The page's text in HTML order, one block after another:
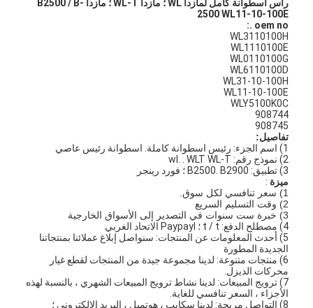
رأس أسطوانة كامل لمازدا WL ؛ مازدا WL-T ؛
مازدا B2500 / B-
2500 WL11-10-100E
oem no .:
WL3110100H
WL1110100E
WL0110100G
WL6110100D
WL31-10-100H
WL11-10-100E
WLY5100K0C
908744
908745
تفاصيل:
1) اسم الجزء: رئيس اسطوانة كاملة. اسطوانة رئيس عاصي
2) نموذج رقم: wl. . WLT WL-T
3) تطبيق: B2500. B2900 ؛ فورد رينجر
ميزة :
1) سعر تنافسي لكل سوق.
2) وقت التسليم السريع
3) خبرة ست سنوات في التصدير إلى الأسواق الخارجية
4) مصطلح الدفع: t / t ؛ Paypayl الاتحاد الغربي
5) أحدث المعلومات عن المنتجات: سنواصل إبلاغ عملائنا بمنتجاتنا
الجديدة المطورة
6) منتجات متنوعة: لدينا مجموعة جيدة من المنتجات لقطع غيار
محركات الديزل.
7) ترويج المبيعات: لدينا نشاط ترويج المبيعات الشهري ، بالنسبة لهذه
الأجزاء ، السعر تنافسي للغاية.
8) التواصل مريحة: لدينا سكايب ، هوتميل ، البريد الإلكتروني ؛